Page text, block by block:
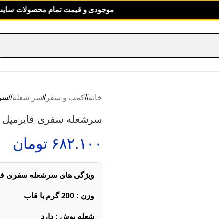
موجودی و قیمت تمام محصولات سایت بروز
خانه/ کمپ و سفر/ سر شعله/
سرشعله سفری فایرمپل
۶۸۲.۱۰۰ تومان
ویژگی های سرشعله سفری
وزن : 200 گرم با قاب
شعله پوش : دارد